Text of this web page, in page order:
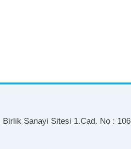
Sanayi Sitesi 1.Cad. No : 106